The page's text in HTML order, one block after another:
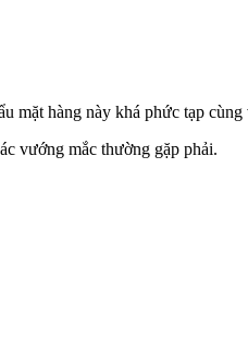
mặt hàng này khá phức tạp
vướng mắc thường gặp phải.